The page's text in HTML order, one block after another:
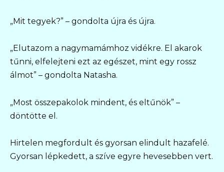
„Mit tegyek?” – gondolta újra és újra.
„Elutazom a nagymamámhoz vidékre. El akarok
tűnni, elfelejteni ezt az egészet, mint egy rossz
álmot” – gondolta Natasha.
„Most összepakolok mindent, és eltűnök” –
döntötte el.
Hirtelen megfordult és gyorsan elindult hazafelé.
Gyorsan lépkedett, a szíve egyre hevesebben vert.